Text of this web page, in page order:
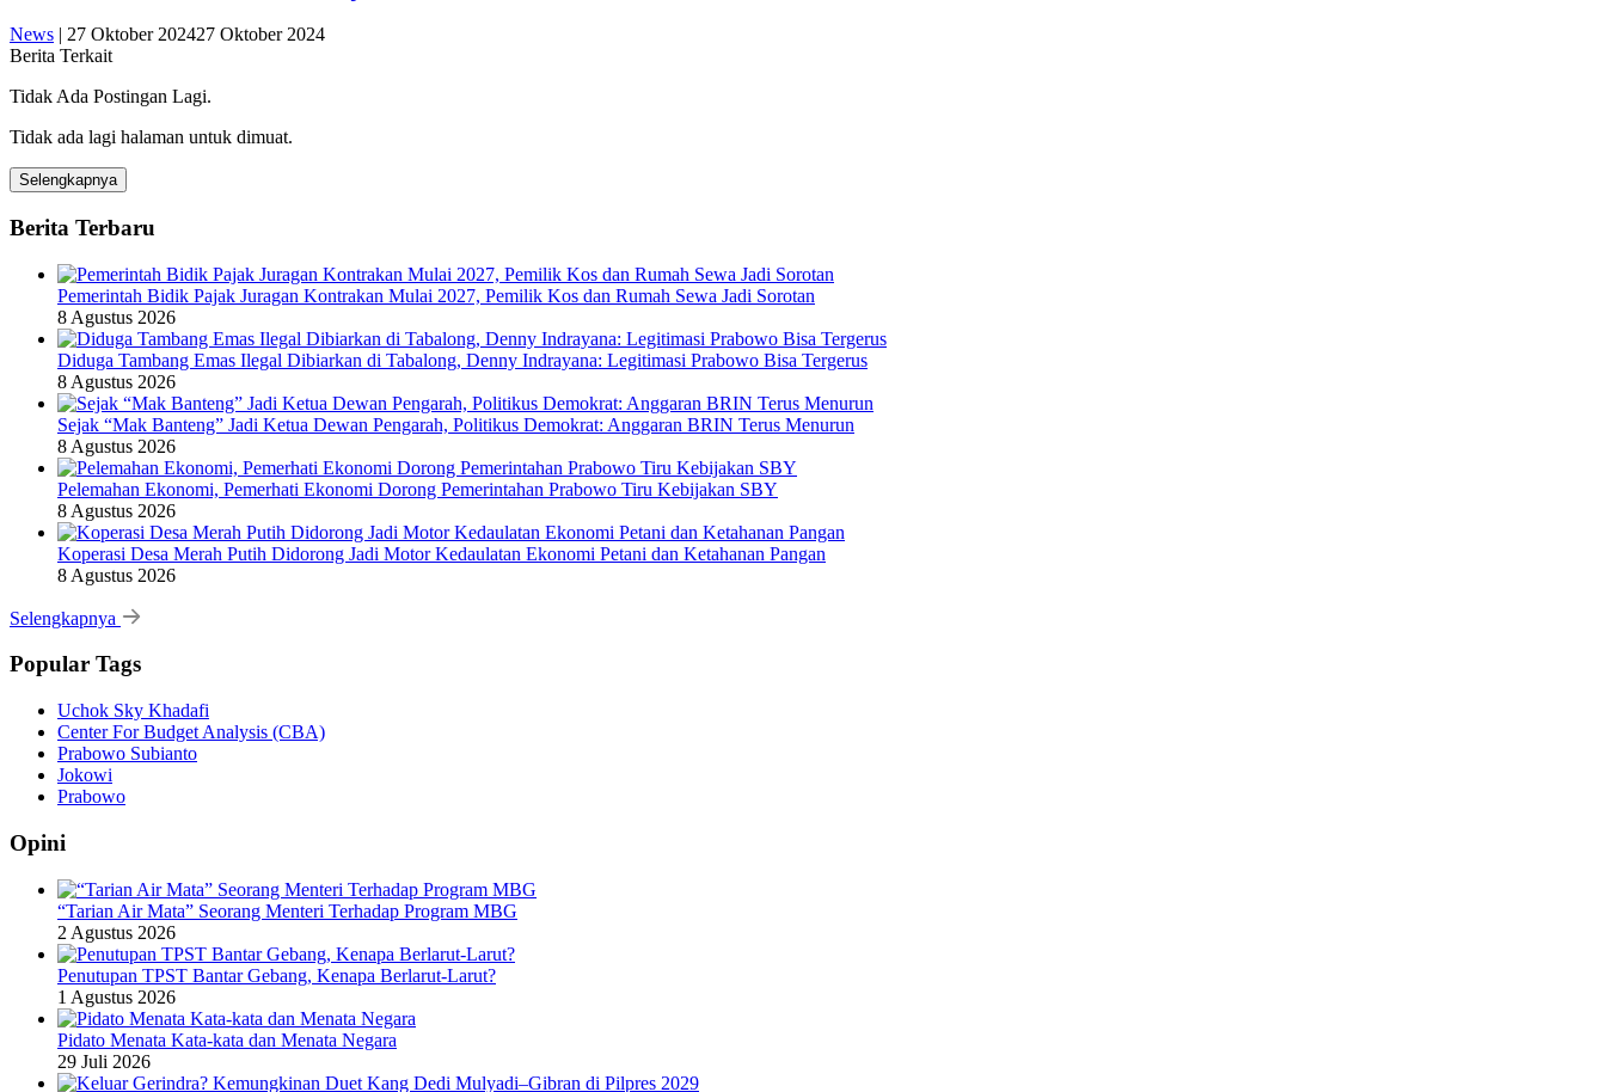
News | 27 Oktober 202427 Oktober 2024
Berita Terkait
Tidak Ada Postingan Lagi.
Tidak ada lagi halaman untuk dimuat.
Selengkapnya
Berita Terbaru
Pemerintah Bidik Pajak Juragan Kontrakan Mulai 2027, Pemilik Kos dan Rumah Sewa Jadi Sorotan
8 Agustus 2026
Diduga Tambang Emas Ilegal Dibiarkan di Tabalong, Denny Indrayana: Legitimasi Prabowo Bisa Tergerus
8 Agustus 2026
Sejak “Mak Banteng” Jadi Ketua Dewan Pengarah, Politikus Demokrat: Anggaran BRIN Terus Menurun
8 Agustus 2026
Pelemahan Ekonomi, Pemerhati Ekonomi Dorong Pemerintahan Prabowo Tiru Kebijakan SBY
8 Agustus 2026
Koperasi Desa Merah Putih Didorong Jadi Motor Kedaulatan Ekonomi Petani dan Ketahanan Pangan
8 Agustus 2026
Selengkapnya
Popular Tags
Uchok Sky Khadafi
Center For Budget Analysis (CBA)
Prabowo Subianto
Jokowi
Prabowo
Opini
“Tarian Air Mata” Seorang Menteri Terhadap Program MBG
2 Agustus 2026
Penutupan TPST Bantar Gebang, Kenapa Berlarut-Larut?
1 Agustus 2026
Pidato Menata Kata-kata dan Menata Negara
29 Juli 2026